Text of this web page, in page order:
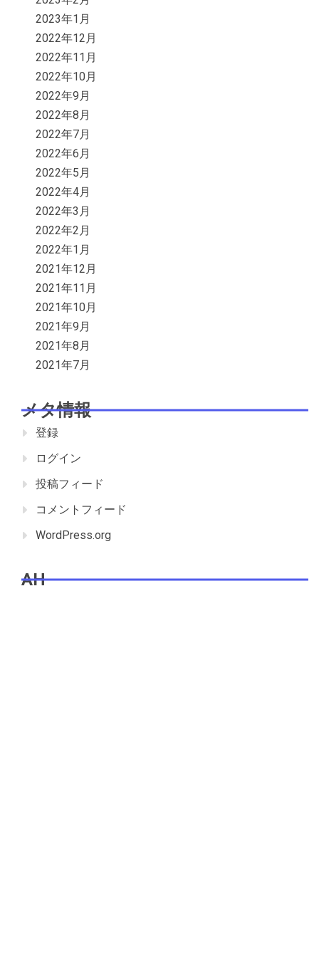
2023年1月
2022年12月
2022年11月
2022年10月
2022年9月
2022年8月
2022年7月
2022年6月
2022年5月
2022年4月
2022年3月
2022年2月
2022年1月
2021年12月
2021年11月
2021年10月
2021年9月
2021年8月
2021年7月
メタ情報
登録
ログイン
投稿フィード
コメントフィード
WordPress.org
AH